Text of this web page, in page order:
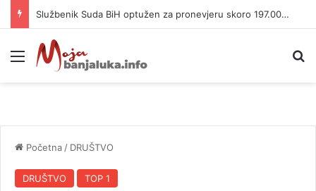
Službenik Suda BiH optužen za pronevjeru skoro 197.000 KM
Meni
Početna / DRUŠTVO
DRUŠTVO TOP 1